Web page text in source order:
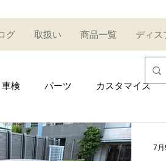
グ 取扱い 商品一覧 ディス
検 パーツ カスタマイズ
sales and purchase イベント
7月